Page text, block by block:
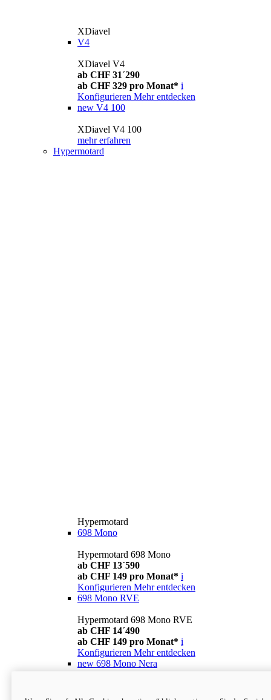
XDiavel
V4
XDiavel V4
ab CHF 31´290
ab CHF 329 pro Monat* i
Konfigurieren Mehr entdecken
new V4 100
XDiavel V4 100
mehr erfahren
Hypermotard
Hypermotard
698 Mono
Hypermotard 698 Mono
ab CHF 13´590
ab CHF 149 pro Monat* i
Konfigurieren Mehr entdecken
698 Mono RVE
Hypermotard 698 Mono RVE
ab CHF 14´490
ab CHF 149 pro Monat* i
Konfigurieren Mehr entdecken
new 698 Mono Nera
ab CHF 13´990